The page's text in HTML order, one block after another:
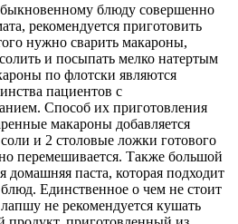
блюду совершенно
рекомендуется приготовить
нужно сварить макароны,
и посыпать мелко натертым
по флотски являются
пациентов с
Способ их приготовления
макароны добавляется
и 2 столовые ложки готового
перемешивается. Также большой
домашняя паста, которая подходит
Единственное о чем не стоит
не рекомендуется кушать